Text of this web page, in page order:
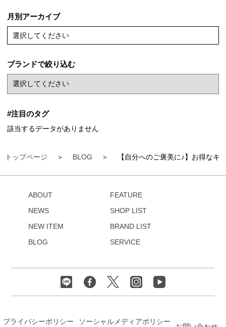
トップページ BLOG 【自分へのご褒美に♪】お得なキ
月別アーカイブ
選択してください
ブランドで絞り込む
#注目のタグ
該当するデータがありません
ABOUT
NEWS
NEW ITEM
BLOG
FEATURE
SHOP LIST
BRAND LIST
SERVICE
プライバシーポリシー ソーシャルメディアポリシー